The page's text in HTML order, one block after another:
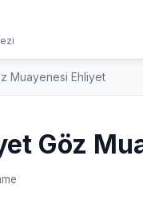
Muayenesi Ehliyet
Göz